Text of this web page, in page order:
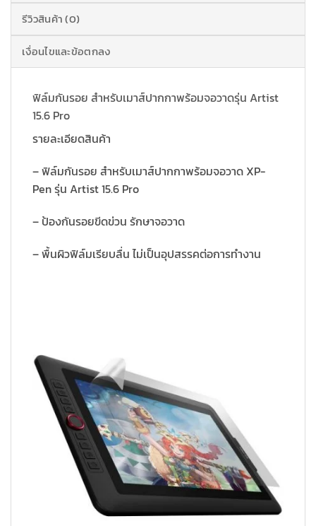
รีวิวสินค้า (0)
เงื่อนไขและข้อตกลง
ฟิล์มกันรอย สำหรับเมาส์ปากกาพร้อมจอวาดรุ่น Artist
15.6 Pro
รายละเอียดสินค้า
– ฟิล์มกันรอย สำหรับเมาส์ปากกาพร้อมจอวาด XP-
Pen รุ่น Artist 15.6 Pro
– ป้องกันรอยขีดข่วน รักษาจอวาด
– พื้นผิวฟิล์มเรียบลื่น ไม่เป็นอุปสรรคต่อการทำงาน